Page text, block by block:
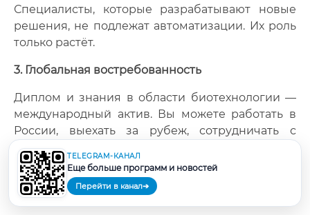
Специалисты, которые разрабатывают новые
решения, не подлежат автоматизации. Их роль
только растёт.
3. Глобальная востребованность
Диплом и знания в области биотехнологии —
международный актив. Вы можете работать в
России, выехать за рубеж, сотрудничать с
зарубежными компаниями в дистанционном
формате. Биотехнология — одна из немногих
сфер, где российские специалисты
традиционно ценятся в мире.
TELEGRAM-КАНАЛ
Еще больше программ и новостей
Перейти в канал➔